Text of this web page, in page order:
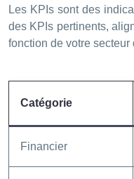
Les KPIs sont des
des KPIs pertinents,
fonction de votre secteur
Catégorie
Financier